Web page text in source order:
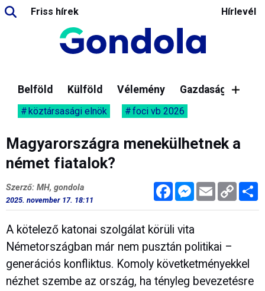
Friss hírek Hírlevél
Belföld Külföld Vélemény Gazdaság
köztársasági elnök foci vb 2026
Magyarországra menekülhetnek a
német fiatalok?
FacebookMessenger
Email Copy
Link
Szerző: MH, gondola
2025. november 17. 18:11
A kötelező katonai szolgálat körüli vita
Németországban már nem pusztán politikai –
generációs konfliktus. Komoly követketményekkel
nézhet szembe az ország, ha tényleg bevezetésre